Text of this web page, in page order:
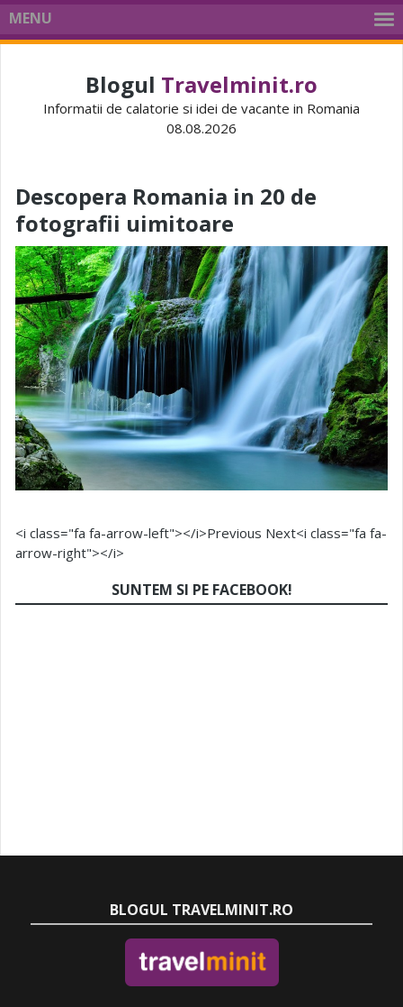
MENU
Blogul Travelminit.ro
Informatii de calatorie si idei de vacante in Romania
08.08.2026
Descopera Romania in 20 de
fotografii uimitoare
<i class="fa fa-arrow-left"></i>Previous Next<i class="fa fa-
arrow-right"></i>
SUNTEM SI PE FACEBOOK!
BLOGUL TRAVELMINIT.RO